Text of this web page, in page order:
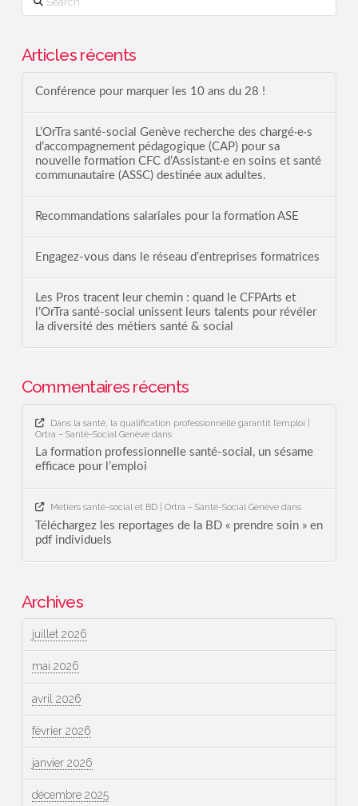
Articles récents
Conférence pour marquer les 10 ans du 28 !
L’OrTra santé-social Genève recherche des chargé·e·s
d’accompagnement pédagogique (CAP) pour sa
nouvelle formation CFC d’Assistant·e en soins et santé
communautaire (ASSC) destinée aux adultes.
Recommandations salariales pour la formation ASE
Engagez-vous dans le réseau d’entreprises formatrices
Les Pros tracent leur chemin : quand le CFPArts et
l’OrTra santé-social unissent leurs talents pour révéler
la diversité des métiers santé & social
Commentaires récents
Dans la santé, la qualification professionnelle garantit l’emploi |
Ortra – Santé-Social Genèvedans
La formation professionnelle santé-social, un sésame
efficace pour l’emploi
Métiers santé-social et BD | Ortra – Santé-Social Genèvedans
Téléchargez les reportages de la BD « prendre soin » en
pdf individuels
Archives
juillet 2026
mai 2026
avril 2026
février 2026
janvier 2026
décembre 2025